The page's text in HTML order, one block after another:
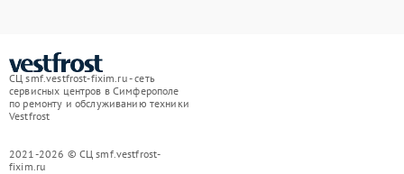
СЦ smf.vestfrost-fixim.ru - сеть
сервисных центров в Симферополе
по ремонту и обслуживанию техники
Vestfrost
2021-2026 © СЦ smf.vestfrost-
fixim.ru